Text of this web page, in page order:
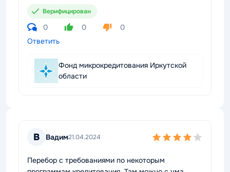
Верифицирован
0 0
0
Ответить
Фонд микрокредитования Иркутской
области
В Вадим21.04.2024
Перебор с требованиями по некоторым